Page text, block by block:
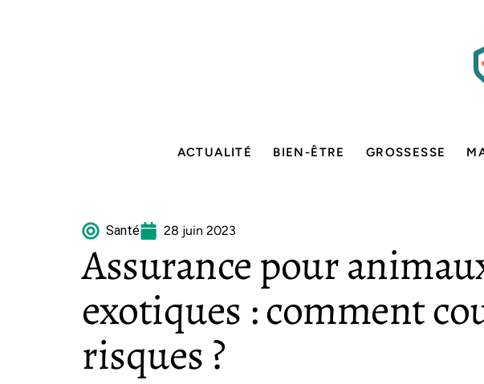
ACTUALITÉ BIEN-ÊTRE GROSSESSE
Santé 28 juin 2023
Assurance pour
exotiques : comment
risques ?